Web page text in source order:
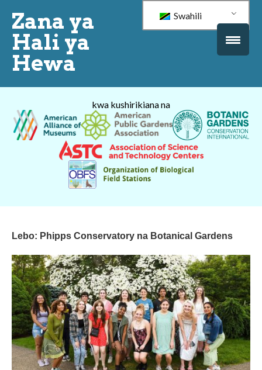
Zana ya
Hali ya
Hewa
Swahili
kwa kushirikiana na
Lebo: Phipps Conservatory na Botanical Gardens